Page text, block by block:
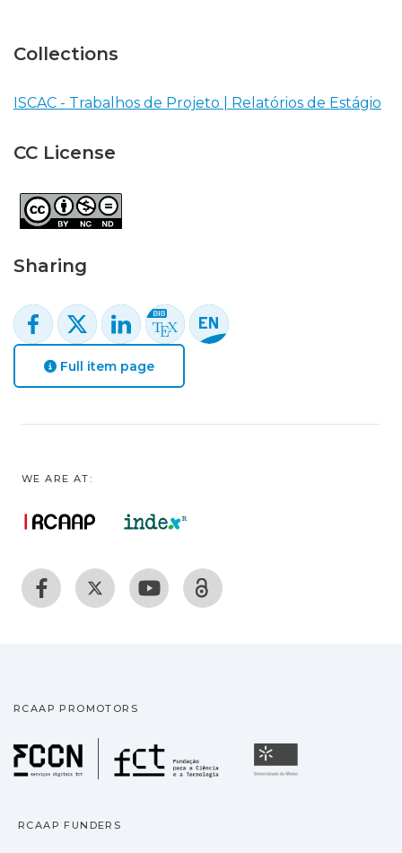
Collections
ISCAC - Trabalhos de Projeto | Relatórios de Estágio
CC License
Sharing
Full item page
WE ARE AT:
RCAAP PROMOTORS
Fundação para a
RCAAP FUNDERS